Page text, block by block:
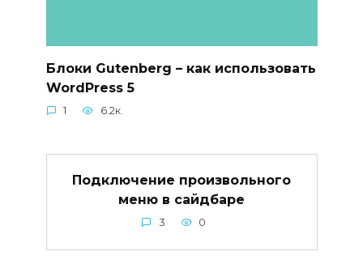
Блоки Gutenberg – как использовать
WordPress 5
1 6.2к.
Подключение произвольного
меню в сайдбаре
3 0